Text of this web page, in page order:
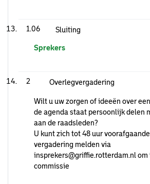
1.06 Sluiting
Sprekers
2 Overlegvergadering
Wilt u uw zorgen of ideeën over
de agenda staat persoonlijk delen
aan de raadsleden?
U kunt zich tot 48 uur
vergadering melden via
insprekers@griffie.rotterdam.nl om
commissie